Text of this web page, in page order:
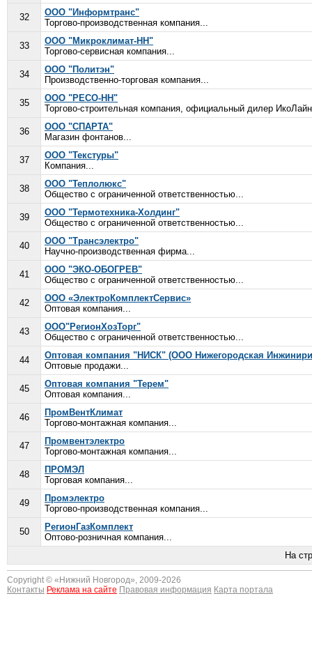
32
ООО "Информтранс"
Торгово-производственная компания...
33
ООО "Микроклимат-НН"
Торгово-сервисная компания...
34
ООО "Политэн"
Производственно-торговая компания...
35
ООО "РЕСО-НН"
Торгово-строительная компания, официальный дилер
36
ООО "СПАРТА"
Магазин фонтанов...
37
ООО "Текстуры"
Компания...
38
ООО "Теплолюкс"
Общество с ограниченной ответственностью...
39
ООО "Термотехника-Холдинг"
Общество с ограниченной ответственностью...
40
ООО "Трансэлектро"
Научно-производственная фирма...
41
ООО "ЭКО-ОБОГРЕВ"
Общество с ограниченной ответственностью...
42
ООО «ЭлектроКомплектСервис»
Оптовая компания...
43
ООО"РегионХозТорг"
Общество с ограниченной ответственностью...
44
Оптовая компания "НИСК" (ООО Нижегородская
Оптовые продажи...
45
Оптовая компания "Терем"
Оптовая компания...
46
ПромВентКлимат
Торгово-монтажная компания...
47
Промвентэлектро
Торгово-монтажная компания...
48
ПРОМЭЛ
Торговая компания...
49
Промэлектро
Торгово-производственная компания...
50
РегионГазКомплект
Оптово-розничная компания...
На
Copyright © « Нижний Новгород», 2009-2026
Контакты Реклама на сайте Правовая информация Карта портала